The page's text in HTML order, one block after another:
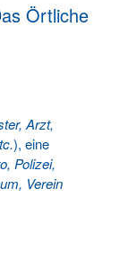
Örtliche
Arzt,
), eine
Polizei,
Verein